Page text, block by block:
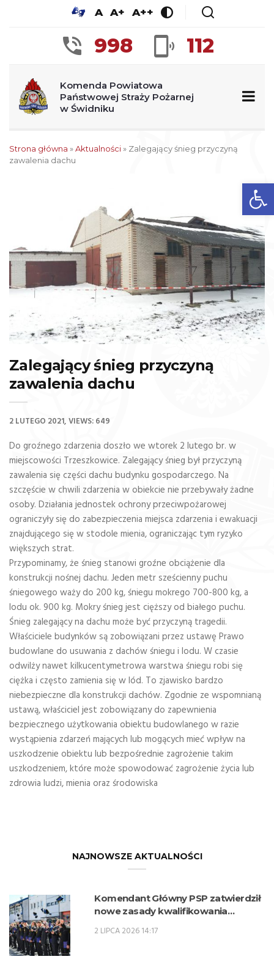
A A+ A++
998 112
Komenda Powiatowa
Państwowej Straży Pożarnej
w Świdniku
Strona główna »Aktualności» Zalegający śnieg przyczyną
zawalenia dachu
Zalegający śnieg przyczyną
zawalenia dachu
2 LUTEGO 2021 VIEWS: 649
Do groźnego zdarzenia doszło we wtorek 2 lutego br. w
miejscowości Trzeszkowice. Zalegający śnieg był przyczyną
zawalenia się części dachu budynku gospodarczego. Na
szczęście w chwili zdarzenia w obiekcie nie przebywały żadne
osoby. Działania jednostek ochrony przeciwpożarowej
ograniczyły się do zabezpieczenia miejsca zdarzenia i ewakuacji
znajdującego się w stodole mienia, ograniczając tym ryzyko
większych strat.
Przypominamy, że śnieg stanowi groźne obciążenie dla
konstrukcji nośnej dachu. Jeden metr sześcienny puchu
śniegowego waży do 200 kg, śniegu mokrego 700-800 kg, a
lodu ok. 900 kg. Mokry śnieg jest cięższy od białego puchu.
Śnieg zalegający na dachu może być przyczyną tragedii.
Właściciele budynków są zobowiązani przez ustawę Prawo
budowlane do usuwania z dachów śniegu i lodu. W czasie
odwilży nawet kilkucentymetrowa warstwa śniegu robi się
ciężka i często zamienia się w lód. To zjawisko bardzo
niebezpieczne dla konstrukcji dachów. Zgodnie ze wspomnianą
ustawą, właściciel jest zobowiązany do zapewnienia
bezpiecznego użytkowania obiektu budowlanego w razie
wystąpienia zdarzeń mających lub mogących mieć wpływ na
uszkodzenie obiektu lub bezpośrednie zagrożenie takim
uszkodzeniem, które może spowodować zagrożenie życia lub
zdrowia ludzi, mienia oraz środowiska
NAJNOWSZE AKTUALNOŚCI
Komendant Główny PSP zatwierdził
nowe zasady kwalifikowania
zawodowe w zawodzie technik
2 LIPCA 2026 14:17